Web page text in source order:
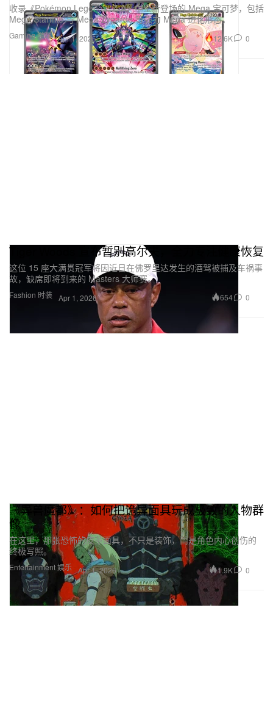
Gaming 游戏
收录《Pokémon Legends: Z-A》中全新登场的 Mega 宝可梦，包括
Mega Starmie 与 Mega Zygarde 等强力 Mega 进化形态。
Apr 1, 2026 12.6K 0
Fashion 时装
Tiger Woods 宣布暂别高尔夫，全力专注健康恢复
这位 15 座大满贯冠军将因近日在佛罗里达发生的酒驾被捕及车祸事
故，缺席即将到来的 Masters 大师赛。
Apr 1, 2026 654 0
Entertainment 娱乐
《异兽魔都》：如何把诡异面具玩成极致的人物群
像
在这里，那张恐怖的皮革面具，不只是装饰，而是角色内心创伤的
终极写照。
Apr 1, 2026 1.9K 0